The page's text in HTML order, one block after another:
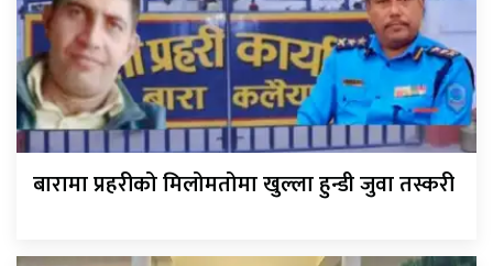
बारामा प्रहरीको मिलोमतोमा खुल्ला हुन्डी जुवा तस्करी